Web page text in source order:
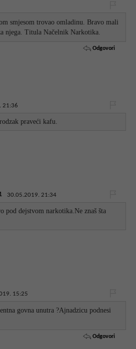
smjesom trovao omladinu. Bravo mali
njega. Titula Načelnik Narkotika.
Odgovori
21:36
praveći kafu.
30.05.2019. 21:34
pod dejstvom narkotika.Ne znaš šta
15:25
govna unutra ?Ajnadzicu podnesi
Odgovori